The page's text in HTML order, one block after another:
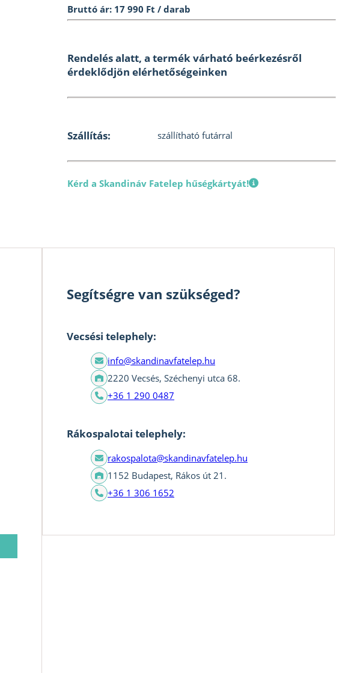
Bruttó ár: 17 990 Ft / darab
Rendelés alatt, a termék várható beérkezésről
érdeklődjön elérhetőségeinken
Szállítás: szállítható futárral
Kérd a Skandináv Fatelep hűségkártyát!
Segítségre van szükséged?
Vecsési telephely:
info@skandinavfatelep.hu
2220 Vecsés, Széchenyi utca 68.
+36 1 290 0487
Rákospalotai telephely:
rakospalota@skandinavfatelep.hu
1152 Budapest, Rákos út 21.
+36 1 306 1652